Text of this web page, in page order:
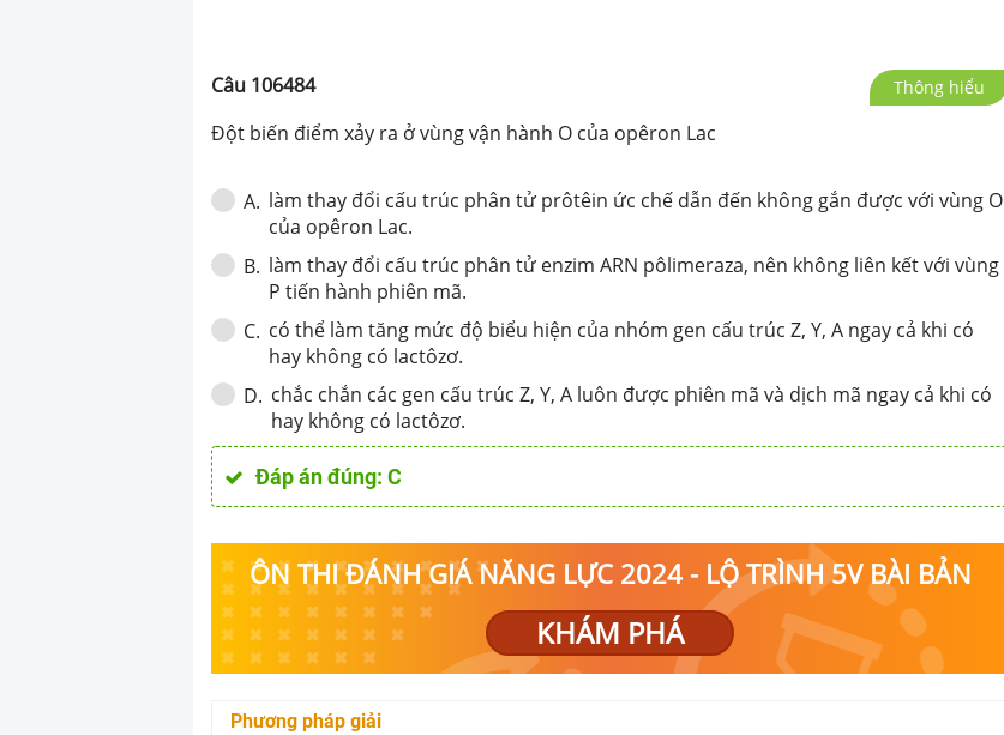
Câu 106484 Thông hiểu
Đột biến điểm xảy ra ở vùng vận hành O của opêron Lac
A. làm thay đổi cấu trúc phân tử prôtêin ức chế dẫn đến không gắn được với vùng O
của opêron Lac.
B. làm thay đổi cấu trúc phân tử enzim ARN pôlimeraza, nên không liên kết với vùng
P tiến hành phiên mã.
C. có thể làm tăng mức độ biểu hiện của nhóm gen cấu trúc Z, Y, A ngay cả khi có
hay không có lactôzơ.
D. chắc chắn các gen cấu trúc Z, Y, A luôn được phiên mã và dịch mã ngay cả khi có
hay không có lactôzơ.
Đáp án đúng:C
ÔN THI ĐÁNH GIÁ NĂNG LỰC 2024 - LỘ TRÌNH 5V BÀI BẢN
KHÁM PHÁ
Phương pháp giải